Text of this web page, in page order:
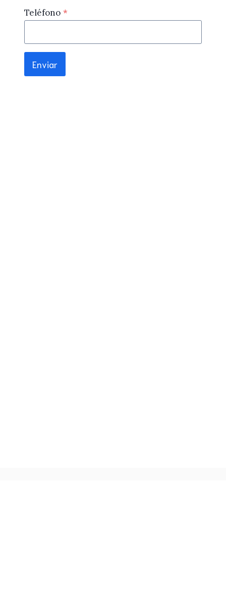
Teléfono *
Enviar